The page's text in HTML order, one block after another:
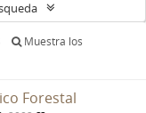
Muestra los
Forestal